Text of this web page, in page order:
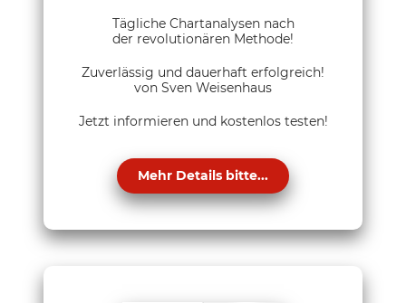
Tägliche Chartanalysen nach
der revolutionären Methode!
Zuverlässig und dauerhaft erfolgreich!
von Sven Weisenhaus
Jetzt informieren und kostenlos testen!
Mehr Details bitte...